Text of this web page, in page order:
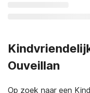
Ouveillan
Op zoek naar een